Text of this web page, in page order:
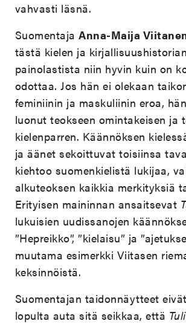
vahvasti läsnä.
SuomentajaAnna-Maija
tästä kielen ja kirjallisuushistorian
painolastista niin hyvin kuin on
odottaa. Jos hän ei olekaan
feminiinin ja maskuliinin eroa,
luonut teokseen omintakeisen ja
kielenparren. Käännöksen
ja äänet sekoittuvat toisiinsa
kiehtoo suomenkielistä lukijaa,
alkuteoksen kaikkia merkityksiä
Erityisen maininnan ansaitsevat
lukuisien uudissanojen
”Hepreikko”, ”kielaisu” ja
muutama esimerkki Viitasen
keksinnöistä.
Suomentajan taidonnäytteet
lopulta auta sitä seikkaa, että